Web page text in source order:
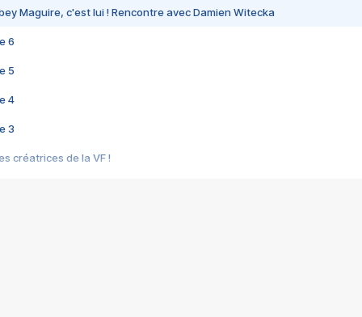
Maguire, c'est lui ! Rencontre avec Damien Witecka
6
5
4
3
créatrices de la VF !